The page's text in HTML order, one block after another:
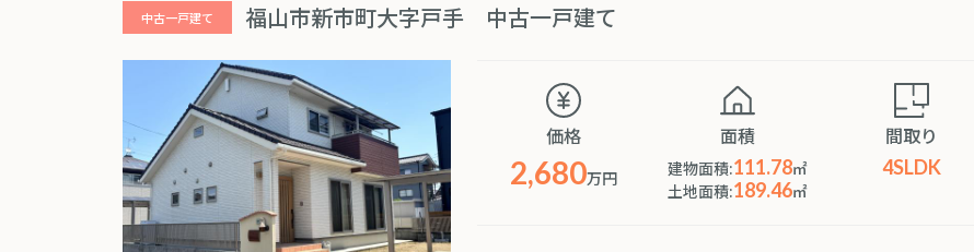
中古一戸建て 福山市新市町大字戸手 中古一戸建て
価格
2,680万円
面積
建物面積:111.78㎡
土地面積:189.46㎡
間取り
4SLDK